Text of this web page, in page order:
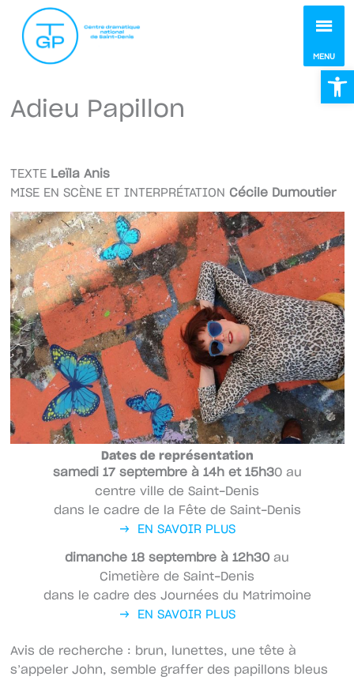
MENU
Adieu Papillon
TEXTE Leïla Anis
MISE EN SCÈNE ET INTERPRÉTATION Cécile Dumoutier
Dates de représentation
samedi 17 septembre à 14h et 15h30 au
centre ville de Saint-Denis
dans le cadre de la Fête de Saint-Denis
→ EN SAVOIR PLUS
dimanche 18 septembre à 12h30 au
Cimetière de Saint-Denis
dans le cadre des Journées du Matrimoine
→ EN SAVOIR PLUS
Avis de recherche : brun, lunettes, une tête à
s’appeler John, semble graffer des papillons bleus